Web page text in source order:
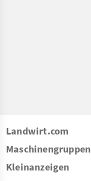
Landwirt.com
Maschinengruppen
Kleinanzeigen